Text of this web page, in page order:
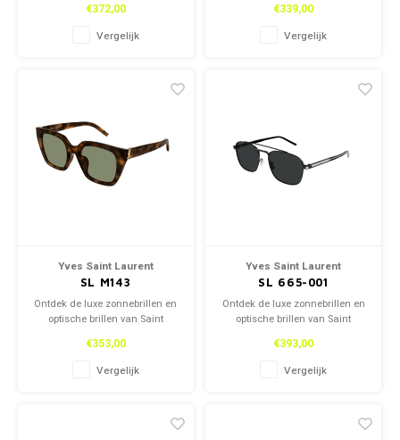
als online. Tijdloos design en
topkwaliteit voor een stijlvolle
look.
€372,00
Vergelijk
als online. Tijdloos design en
topkwaliteit voor een stijlvolle
look.
€339,00
Vergelijk
Yves Saint Laurent
SL M143
Ontdek de luxe zonnebrillen en
optische brillen van Saint
als online. Tijdloos design en
topkwaliteit voor een stijlvolle
look.
€353,00
Vergelijk
Yves Saint Laurent
SL 665-001
Ontdek de luxe zonnebrillen en
optische brillen van Saint
als online. Tijdloos design en
topkwaliteit voor een stijlvolle
look.
€393,00
Vergelijk